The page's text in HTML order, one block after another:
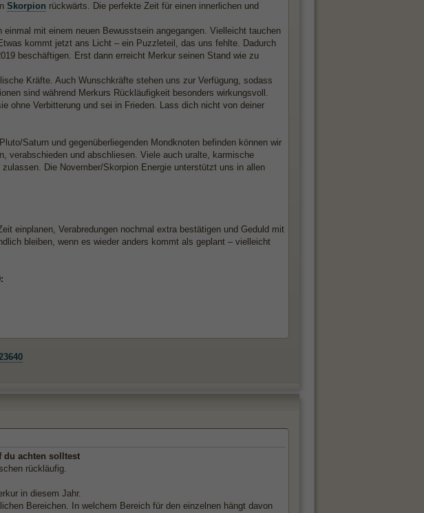
Skorpion rückwärts. Die perfekte Zeit für einen innerlichen und
mit einem neuen Bewusstsein angegangen. Vielleicht tauchen
kommt jetzt ans Licht – ein Puzzleteil, das uns fehlte. Dadurch
beschäftigen. Erst dann erreicht Merkur seinen Stand wie zu
Kräfte. Auch Wunschkräfte stehen uns zur Verfügung, sodass
sind während Merkurs Rückläufigkeit besonders wirkungsvoll.
ohne Verbitterung und sei in Frieden. Lass dich nicht von deiner
Saturn und gegenüberliegenden Mondknoten befinden können wir
verabschieden und abschliesen. Viele auch uralte, karmische
Die November/Skorpion Energie unterstützt uns in allen
einplanen, Verabredungen nochmal extra bestätigen und Geduld mit
bleiben, wenn es wieder anders kommt als geplant – vielleicht
du achten solltest
rückläufig.
in diesem Jahr.
Bereichen. In welchem Bereich für den einzelnen hängt davon